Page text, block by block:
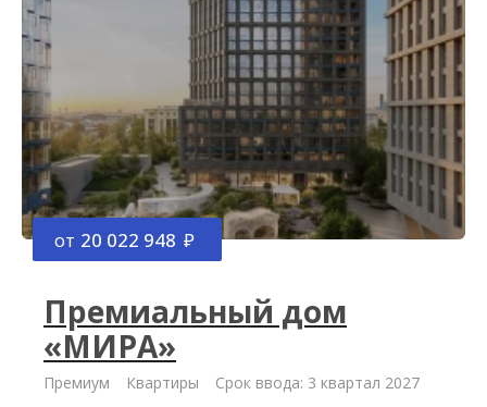
от 20 022 948
Премиальный дом
«МИРА»
Премиум Квартиры Срок ввода: 3 квартал 2027